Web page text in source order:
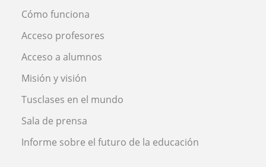
Cómo funciona
Acceso profesores
Acceso a alumnos
Misión y visión
Tusclases en el mundo
Sala de prensa
Informe sobre el futuro de la educación